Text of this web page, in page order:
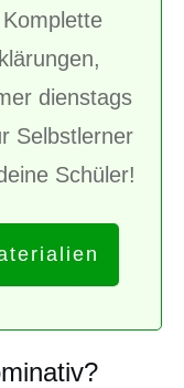
dienstags
Selbstlerner
Schüler!